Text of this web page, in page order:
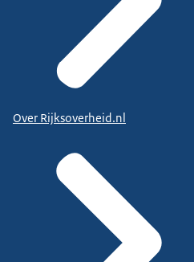
Over Rijksoverheid.nl